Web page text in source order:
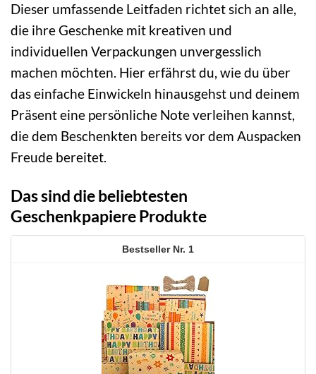
Dieser umfassende Leitfaden richtet sich an alle,
die ihre Geschenke mit kreativen und
individuellen Verpackungen unvergesslich
machen möchten. Hier erfährst du, wie du über
das einfache Einwickeln hinausgehst und deinem
Präsent eine persönliche Note verleihen kannst,
die dem Beschenkten bereits vor dem Auspacken
Freude bereitet.
Das sind die beliebtesten
Geschenkpapiere Produkte
1